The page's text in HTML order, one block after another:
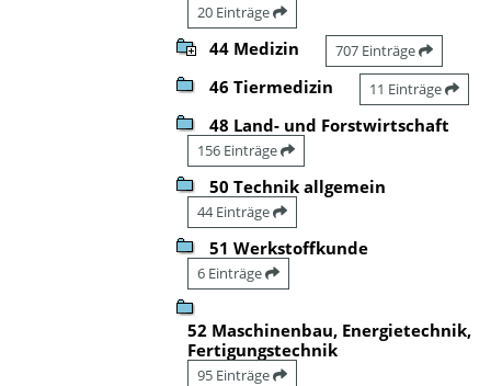
20 Einträge
44 Medizin 707 Einträge
46 Tiermedizin 11 Einträge
48 Land- und Forstwirtschaft
156 Einträge
50 Technik allgemein
44 Einträge
51 Werkstoffkunde
6 Einträge
52 Maschinenbau, Energietechnik,
Fertigungstechnik
95 Einträge